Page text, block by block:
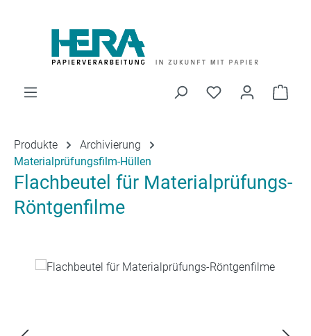
Du hast 0
Produkte
Archivierung
Materialprüfungsfilm-Hüllen
Flachbeutel für Materialprüfungs-
Röntgenfilme
Bildergalerie überspringen